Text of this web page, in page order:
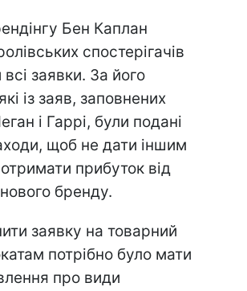
Бен Каплан
спостерігачів
заявки. За його
із заяв, заповнених
і Гаррі, були подані
щоб не дати іншим
прибуток від
бренду.
заявку на товарний
потрібно було мати
про види